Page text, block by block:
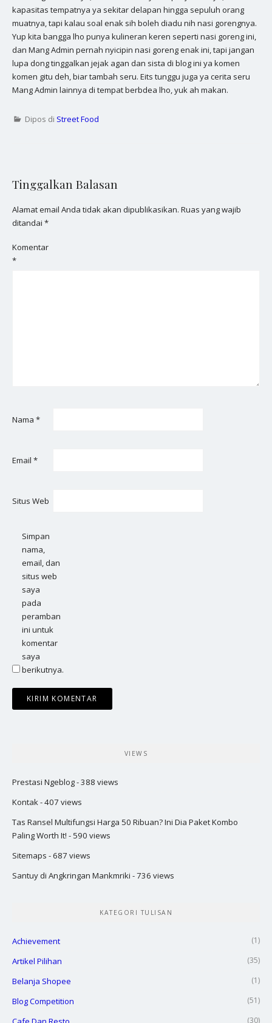
kapasitas tempatnya ya sekitar delapan hingga sepuluh orang
muatnya, tapi kalau soal enak sih boleh diadu nih nasi gorengnya.
Yup kita bangga lho punya kulineran keren seperti nasi goreng ini,
dan Mang Admin pernah nyicipin nasi goreng enak ini, tapi jangan
lupa dong tinggalkan jejak agan dan sista di blog ini ya komen
komen gitu deh, biar tambah seru. Eits tunggu juga ya cerita seru
Mang Admin lainnya di tempat berbdea lho, yuk ah makan.
Dipos di Street Food
Tinggalkan Balasan
Alamat email Anda tidak akan dipublikasikan. Ruas yang wajib
ditandai *
Komentar
*
Nama *
Email *
Situs Web
Simpan
nama,
email, dan
situs web
saya
pada
peramban
ini untuk
komentar
saya
berikutnya.
VIEWS
Prestasi Ngeblog- 388 views
Kontak- 407 views
Tas Ransel Multifungsi Harga 50 Ribuan? Ini Dia Paket Kombo
Paling Worth It! - 590 views
Sitemaps - 687 views
Santuy di Angkringan Mankmriki - 736 views
KATEGORI TULISAN
Achievement (1)
Artikel Pilihan (35)
Belanja Shopee (1)
Blog Competition (51)
(30)